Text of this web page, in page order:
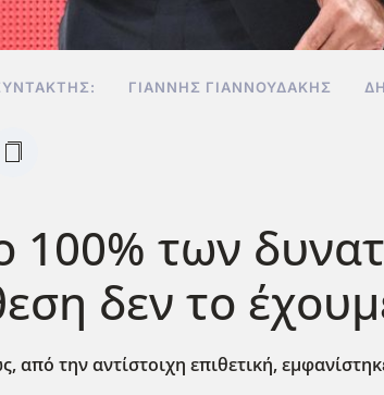
ΓΙΆΝΝΗΣ ΓΙΑΝΝΟΥΔΆΚΗΣ
100% των
δεν το
την αντίστοιχη επιθετική,